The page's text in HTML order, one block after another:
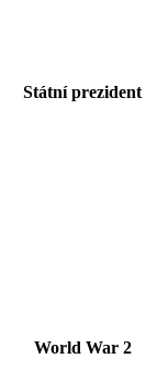
Státní prezident
World War 2